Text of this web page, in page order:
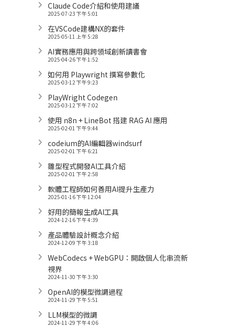
Claude Code介紹和使用建議
2025-07-23 下午 5:01
在VSCode建構NX的套件
2025-05-11 上午 5:28
AI實務應用與跨領域創新讀書會
2025-04-26 下午 1:52
如何用 Playwright 撰寫參數化
2025-03-12 下午 9:23
PlayWright Codegen
2025-03-12 下午 7:02
使用 n8n + LineBot 搭建 RAG AI 應用
2025-02-01 下午 9:44
codeium的AI編輯器windsurf
2025-02-01 下午 6:21
雛型程式開發AI工具介紹
2025-02-01 下午 2:58
軟體工程師如何善用AI提升生產力
2025-01-16 下午 12:04
好用的簡報生成AI工具
2024-12-16 下午 4:39
產品體驗設計概念介紹
2024-12-09 下午 3:18
WebCodecs + WebGPU：開啟個人化串流新
視界
2024-11-30 下午 3:30
OpenAI的模型微調過程
2024-11-29 下午 5:51
LLM模型的微調
2024-11-29 下午 4:06